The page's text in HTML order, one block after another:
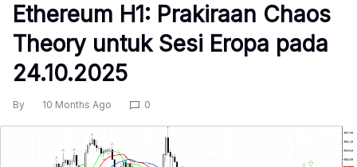
Ethereum H1: Prakiraan Chaos
Theory untuk Sesi Eropa pada
24.10.2025
By 10 Months Ago 0